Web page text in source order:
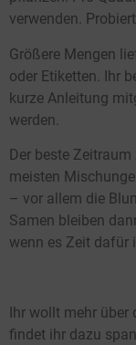
verwenden.
Größere Mengen
oder Etiketten. Ihr
kurze Anleitung
werden.
Der beste
meisten
– vor allem die
Samen bleiben
wenn es Zeit dafür
Ihr wollt mehr über
findet ihr dazu